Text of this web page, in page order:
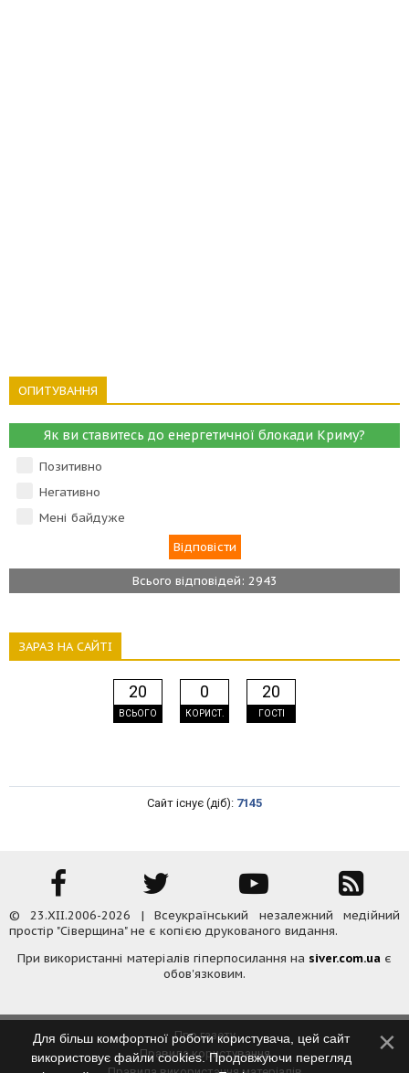
ОПИТУВАННЯ
Як ви ставитесь до енергетичної блокади Криму?
Позитивно
Негативно
Мені байдуже
Всього відповідей: 2943
ЗАРАЗ НА САЙТІ
20
ВСЬОГО
0
КОРИСТ.
20
ГОСТІ
Сайт існує (діб): 7145
© 23.XII.2006-2026 | Всеукраїнський незалежний медійний
простір "Сіверщина" не є копією друкованого видання.
При використанні матеріалів гіперпосилання на siver.com.ua є
обов'язковим.
Про газету
Правила користування
Для більш комфортної роботи користувача, цей сайт
використовує файли cookies. Продовжуючи перегляд